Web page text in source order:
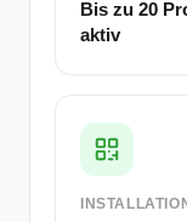
Bis zu 20
aktiv